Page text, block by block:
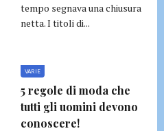
tempo segnava una chiusura
netta. I titoli di...
VARIE
5 regole di moda che
tutti gli uomini devono
conoscere!